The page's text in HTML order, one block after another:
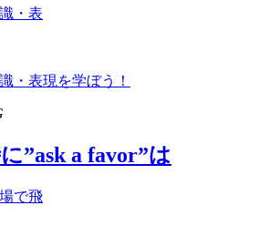
・表
・表現を学ぼう！
”ask a favor”は
で飛